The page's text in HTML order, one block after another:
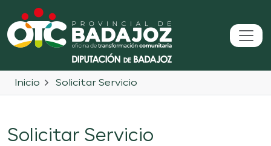
Inicio Solicitar Servicio
Solicitar Servicio